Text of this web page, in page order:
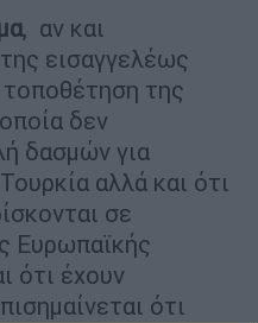
, αν και
εισαγγελέως
τοποθέτηση της
δεν
δασμών για
αλλά και ότι
σε
Ευρωπαϊκής
ότι έχουν
ότι